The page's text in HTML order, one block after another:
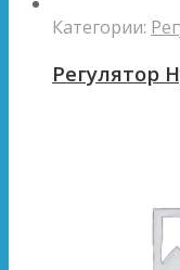
Категории:
Регулятор